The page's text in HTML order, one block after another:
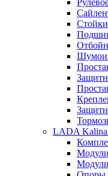
Стойки
LADA Kalina